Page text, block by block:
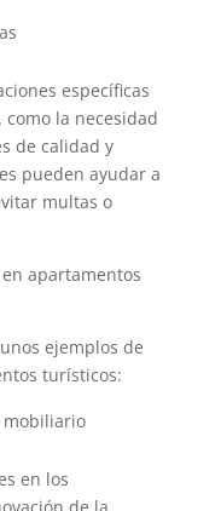
específicas
la necesidad
de calidad y
pueden ayudar a
multas o
apartamentos
ejemplos de
turísticos:
mobiliario
en los